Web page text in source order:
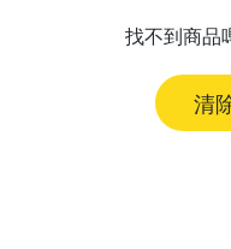
找不到商品
清